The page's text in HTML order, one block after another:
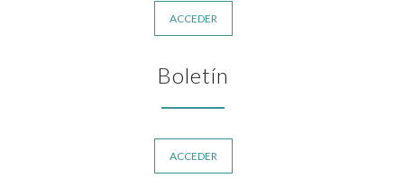
ACCEDER
Boletín
ACCEDER